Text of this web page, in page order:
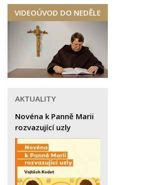
VIDEOÚVOD DO NEDĚLE
AKTUALITY
Novéna k Panně Marii
rozvazující uzly